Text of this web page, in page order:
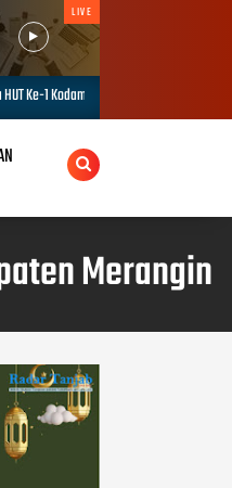
LIVE
Bonjol
Merangin